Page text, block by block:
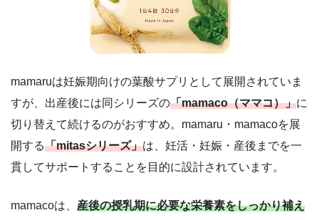
mamaruは妊娠期向けの葉酸サプリとして展開されていま
すが、出産後には同シリーズの「mamaco（ママコ）」に
切り替えて続けるのがおすすめ。mamaru・mamacoを展
開する「mitasシリーズ」は、妊活・妊娠・産後までを一
貫してサポートすることを目的に設計されています。
mamacoは、 産後の授乳期に必要な栄養素をしっかり補え